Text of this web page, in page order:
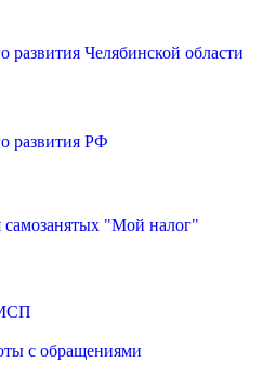
развития Челябинской области
развития РФ
"Мой налог"
с обращениями